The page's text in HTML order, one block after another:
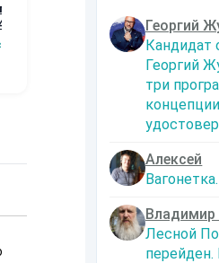
Георгий
Кандидат
Георгий
три
Алексей
Владимир
Лесной
Сергей Мясищев
Книга 2
Сергей